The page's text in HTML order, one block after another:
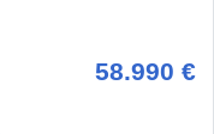
58.990 €